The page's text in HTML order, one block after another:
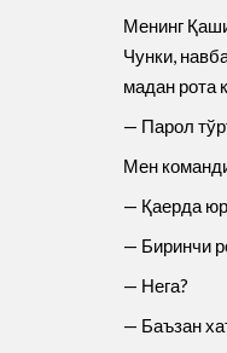
Менинг
Чунки,
мадан рота
— Парол
Мен
— Қаерда
— Биринчи
— Нега?
— Баъзан